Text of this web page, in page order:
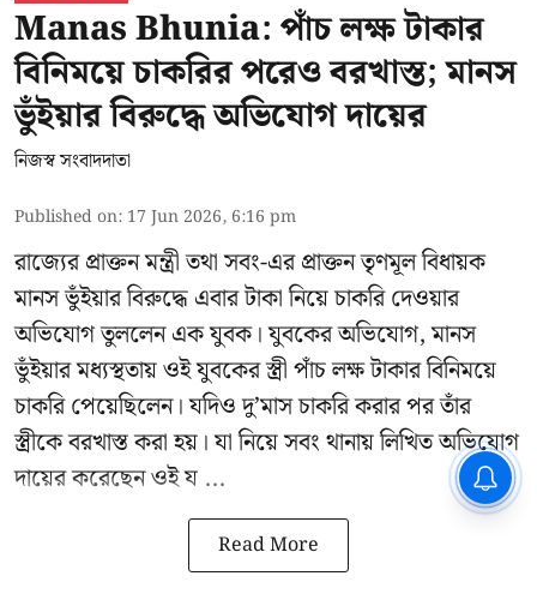
Manas Bhunia: পাঁচ লক্ষ টাকার
বিনিময়ে চাকরির পরেও বরখাস্ত; মানস
ভুঁইয়ার বিরুদ্ধে অভিযোগ দায়ের
নিজস্ব সংবাদদাতা
Published on: 17 Jun 2026, 6:16 pm
রাজ্যের প্রাক্তন মন্ত্রী তথা সবং-এর প্রাক্তন তৃণমূল বিধায়ক
মানস ভুঁইয়ারবিরুদ্ধে এবার টাকা নিয়ে চাকরি দেওয়ার
অভিযোগ তুললেন এক যুবক। যুবকের অভিযোগ, মানস
ভুঁইয়ার মধ্যস্থতায় ওই যুবকের স্ত্রী পাঁচ লক্ষ টাকার বিনিময়ে
চাকরি পেয়েছিলেন। যদিও দু’মাস চাকরি করার পর তাঁর
স্ত্রীকে বরখাস্ত করা হয়। যা নিয়ে সবং থানায় লিখিত অভিযোগ
দায়ের করেছেন ওই য ...
Read More